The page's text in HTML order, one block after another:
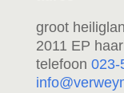
groot
2011 EP
telefoon 023-